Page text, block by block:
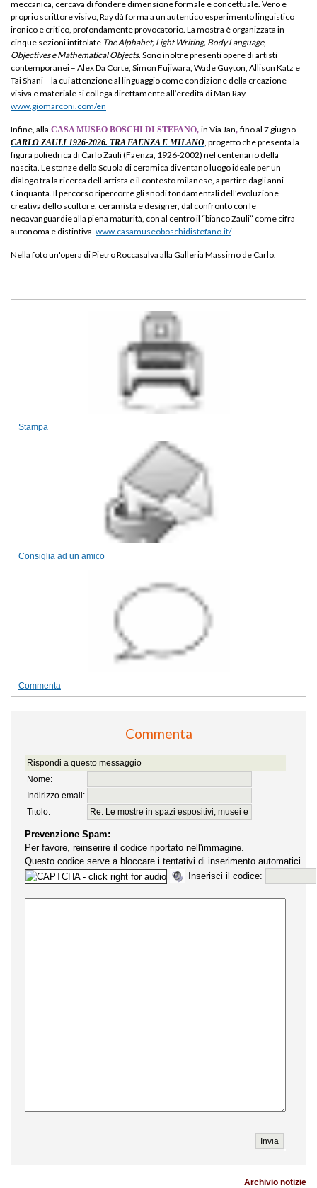
meccanica, cercava di fondere dimensione formale e concettuale. Vero e
proprio scrittore visivo, Ray dà forma a un autentico esperimento linguistico
ironico e critico, profondamente provocatorio. La mostra è organizzata in
cinque sezioni intitolate The Alphabet, Light Writing, Body Language,
Objectives e Mathematical Objects. Sono inoltre presenti opere di artisti
contemporanei – Alex Da Corte, Simon Fujiwara, Wade Guyton, Allison Katz e
Tai Shani – la cui attenzione al linguaggio come condizione della creazione
visiva e materiale si collega direttamente all’eredità di Man Ray.
www.giomarconi.com/en
Infine, alla CASA MUSEO BOSCHI DI STEFANO, in Via Jan, fino al 7 giugno
CARLO ZAULI 1926-2026. TRA FAENZA E MILANO, progetto che presenta la
figura poliedrica di Carlo Zauli (Faenza, 1926-2002) nel centenario della
nascita. Le stanze della Scuola di ceramica diventano luogo ideale per un
dialogo tra la ricerca dell’artista e il contesto milanese, a partire dagli anni
Cinquanta. Il percorso ripercorre gli snodi fondamentali dell’evoluzione
creativa dello scultore, ceramista e designer, dal confronto con le
neoavanguardie alla piena maturità, con al centro il “bianco Zauli” come cifra
autonoma e distintiva. www.casamuseoboschidistefano.it/
Nella foto un'opera di Pietro Roccasalva alla Galleria Massimo de Carlo.
Stampa
Consiglia ad un amico
Commenta
Commenta
Rispondi a questo messaggio
Nome:
Indirizzo email:
Titolo:
Prevenzione Spam:
Per favore, reinserire il codice riportato nell'immagine.
Questo codice serve a bloccare i tentativi di inserimento automatici.
Inserisci il codice:
Archivio notizie